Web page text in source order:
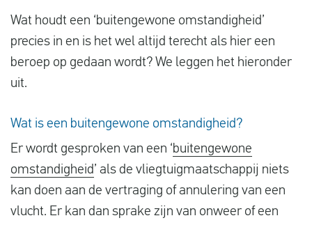
Wat houdt een ‘buitengewone omstandigheid’
precies in en is het wel altijd terecht als hier een
beroep op gedaan wordt? We leggen het hieronder
uit.
Wat is een buitengewone omstandigheid?
Er wordt gesproken van een ‘buitengewone
omstandigheid’ als de vliegtuigmaatschappij niets
kan doen aan de vertraging of annulering van een
vlucht. Er kan dan sprake zijn van onweer of een